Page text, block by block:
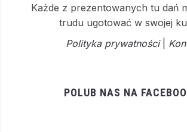
Każde z prezentowanych tu dań
trudu ugotować w swojej
Polityka prywatności|
POLUB NAS NA